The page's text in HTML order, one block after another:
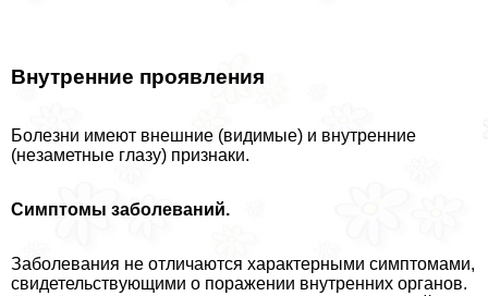
Внутренние проявления
Болезни имеют внешние (видимые) и внутренние
(незаметные глазу) признаки.
Симптомы заболеваний.
Заболевания не отличаются хаpaктерными симптомами,
свидетельствующими о поражении внутренних органов.